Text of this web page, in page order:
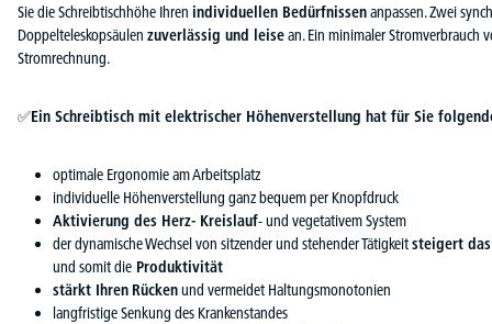
Sie die Schreibtischhöhe Ihren individuellen Bedürfnissenanpassen. Zwei
Doppelteleskopsäulen zuverlässig und leisean. Ein minimaler Stromverbrauch
Stromrechnung.
✅Ein Schreibtisch mit elektrischer Höhenverstellung hat für Sie
optimale Ergonomie am Arbeitsplatz
individuelle Höhenverstellung ganz bequem per Knopfdruck
Aktivierung des Herz- Kreislauf- und vegetativem System
der dynamische Wechsel von sitzender und stehender Tätigkeitsteigert
und somit die Produktivität
stärkt Ihren Rückenund vermeidet Haltungsmonotonien
langfristige Senkung des Krankenstandes